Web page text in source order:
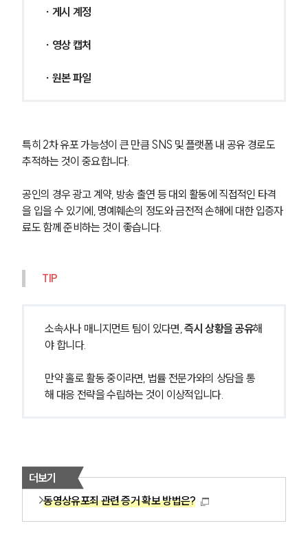
∙ 게시 계정
∙ 영상 캡처
∙ 원본 파일
특히 2차 유포 가능성이 큰 만큼 SNS 및 플랫폼 내 공유 경로도
추적하는 것이 중요합니다.
공인의 경우 광고 계약, 방송 출연 등 대외 활동에 직접적인 타격
을 입을 수 있기에, 명예훼손의 정도와 금전적 손해에 대한 입증자
료도 함께 준비하는 것이 좋습니다.
TIP
소속사나 매니지먼트 팀이 있다면, 즉시 상황을 공유해
야 합니다.
만약 홀로 활동 중이라면, 법률 전문가와의 상담을 통
해 대응 전략을 수립하는 것이 이상적입니다.
더보기
동영상유포죄 관련 증거 확보 방법은?